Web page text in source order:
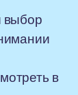
выбор
в